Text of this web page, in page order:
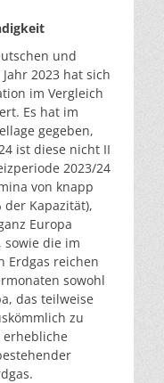
und
2023 hat sich
im Vergleich
Es hat im
gegeben,
ist diese nicht II
2023/24
von knapp
der Kapazität),
Europa
sowie die im
Erdgas reichen
sowohl
das teilweise
zu
erhebliche